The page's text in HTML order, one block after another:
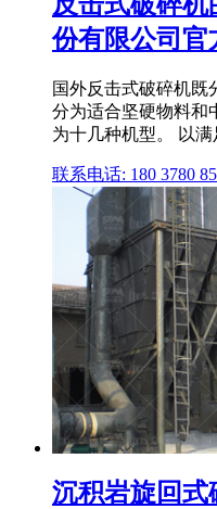
份有限公司官
国外反击式破碎机既
分为适合坚硬物料和
为十几种机型。 以满
联系电话: 180 3780
沉积岩旋回式